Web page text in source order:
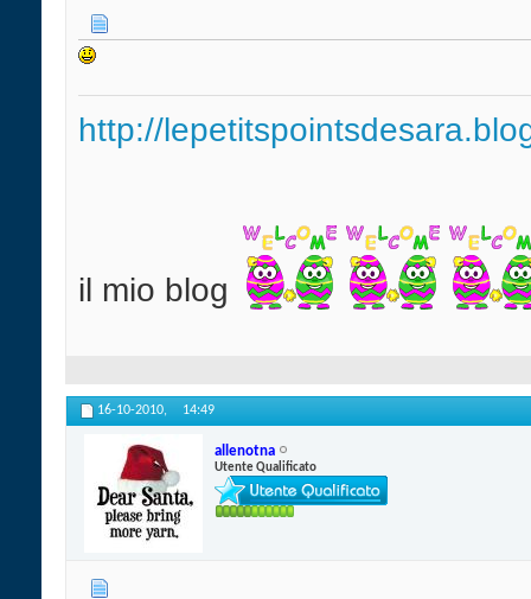
http://
il mio blog
16-10-2010, 14:49
allenotna
Utente Qualificato